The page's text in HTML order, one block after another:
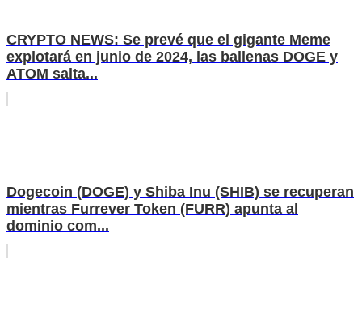
CRYPTO NEWS: Se prevé que el gigante Meme
explotará en junio de 2024, las ballenas DOGE y
ATOM salta...
Dogecoin (DOGE) y Shiba Inu (SHIB) se recuperan
mientras Furrever Token (FURR) apunta al
dominio com...